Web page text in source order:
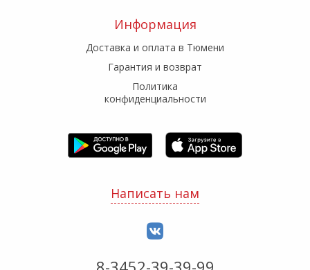
Информация
Доставка и оплата в Тюмени
Гарантия и возврат
Политика
конфиденциальности
Написать нам